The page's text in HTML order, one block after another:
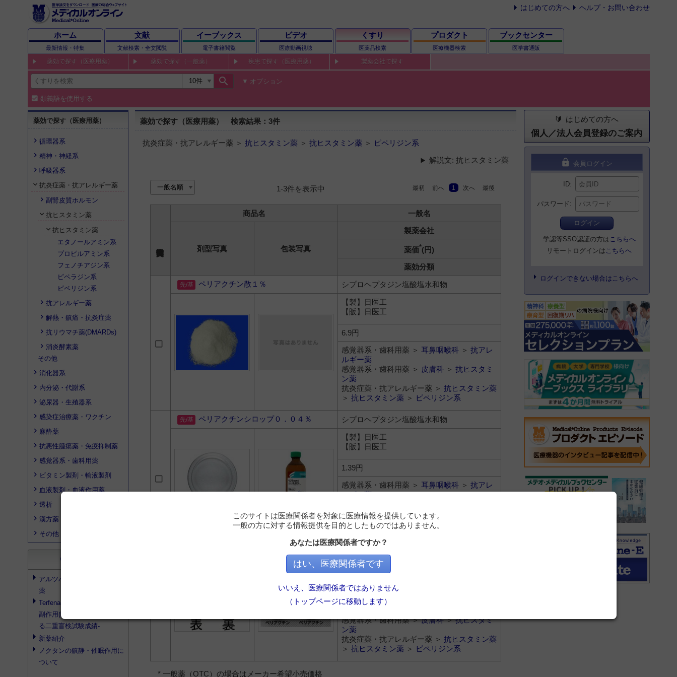
はじめての方へ ヘルプ・お問い合わせ
ホーム
最新情報・特集
文献
文献検索・全文閲覧
イーブックス
電子書籍閲覧
ビデオ
医療動画視聴
くすり
医薬品検索
プロダクト
医療機器検索
ブックセンター
医学書通販
薬効で探す（医療用薬） 薬効で探す（一般薬） 疾患で探す（医療用薬） 製薬会社で探す
search オプション
類義語を使用する
薬効で探す（医療用薬）
循環器系
精神・神経系
呼吸器系
抗炎症薬・抗アレルギー薬
副腎皮質ホルモン
抗ヒスタミン薬
抗ヒスタミン薬
エタノールアミン系
プロピルアミン系
フェノチアジン系
ピペラジン系
ピペリジン系
抗アレルギー薬
解熱・鎮痛・抗炎症薬
抗リウマチ薬(DMARDs)
消炎酵素薬
その他
消化器系
内分泌・代謝系
泌尿器・生殖器系
感染症治療薬・ワクチン
麻酔薬
抗悪性腫瘍薬・免疫抑制薬
感覚器系・歯科用薬
ビタミン製剤・輸液製剤
血液製剤・血液作用薬
透析
漢方薬
その他
search
アルツハイマー型痴呆と治療
薬
Terfenadineの安全性の検討‐
副作用(眠気・倦怠感)に関す
る二重盲検試験成績‐
新薬紹介
ノクタンの鎮静・催眠作用に
ついて
薬効で探す（医療用薬） 検索結果：3件
抗炎症薬・抗アレルギー薬 ＞ 抗ヒスタミン薬 ＞ 抗ヒスタミン薬 ＞
ピペリジン系
解説文: 抗ヒスタミン薬
1-3件を表示中 最初 前へ 1 次へ 最後
商品名 一般名
剤型写真 包装写真
製薬会社
薬価*(円)
薬効分類
ペリアクチン散１％
シプロヘプタジン塩酸塩水和物
【製】日医工
【販】日医工
6.9円
感覚器系・歯科用薬 ＞ 耳鼻咽喉科 ＞ 抗アレ
ルギー薬
感覚器系・歯科用薬 ＞ 皮膚科 ＞ 抗ヒスタミ
ン薬
抗炎症薬・抗アレルギー薬 ＞ 抗ヒスタミン薬
＞ 抗ヒスタミン薬 ＞ ピペリジン系
ペリアクチンシロップ０．０４％ シプロヘプタジン塩酸塩水和物
【製】日医工
【販】日医工
1.39円
感覚器系・歯科用薬 ＞ 耳鼻咽喉科 ＞ 抗アレ
ン薬
抗炎症薬・抗アレルギー薬 ＞
シプロヘプタジン塩酸塩水和物
6.3円
感覚器系・歯科用薬 ＞
感覚器系・歯科用薬 ＞皮膚科＞抗ヒスタミ
ン薬
抗炎症薬・抗アレルギー薬 ＞ 抗ヒスタミン薬
＞ 抗ヒスタミン薬 ＞ ピペリジン系
* 一般薬（OTC）の場合はメーカー希望小売価格
はじめての方へ
個人／法人会員登録のご案内
lock 会員ログイン
ID
パスワード
ログイン
学認等SSO認証の方は こちらへ
リモートログインは こちらへ
ログインできない場合はこちらへ
このサイトは医療関係者を対象に医療情報を提供しています。
一般の方に対する情報提供を目的としたものではありません。
あなたは医療関係者ですか？
はい、医療関係者です
いいえ、医療関係者ではありません
（トップページに移動します）